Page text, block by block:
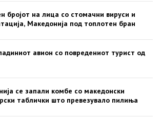
бројот на лица со стомачни вируси и
Македонија под топлотен бран
авион со повредениот турист од
се запали комбе со македонски
таблички што превезувало пилиња